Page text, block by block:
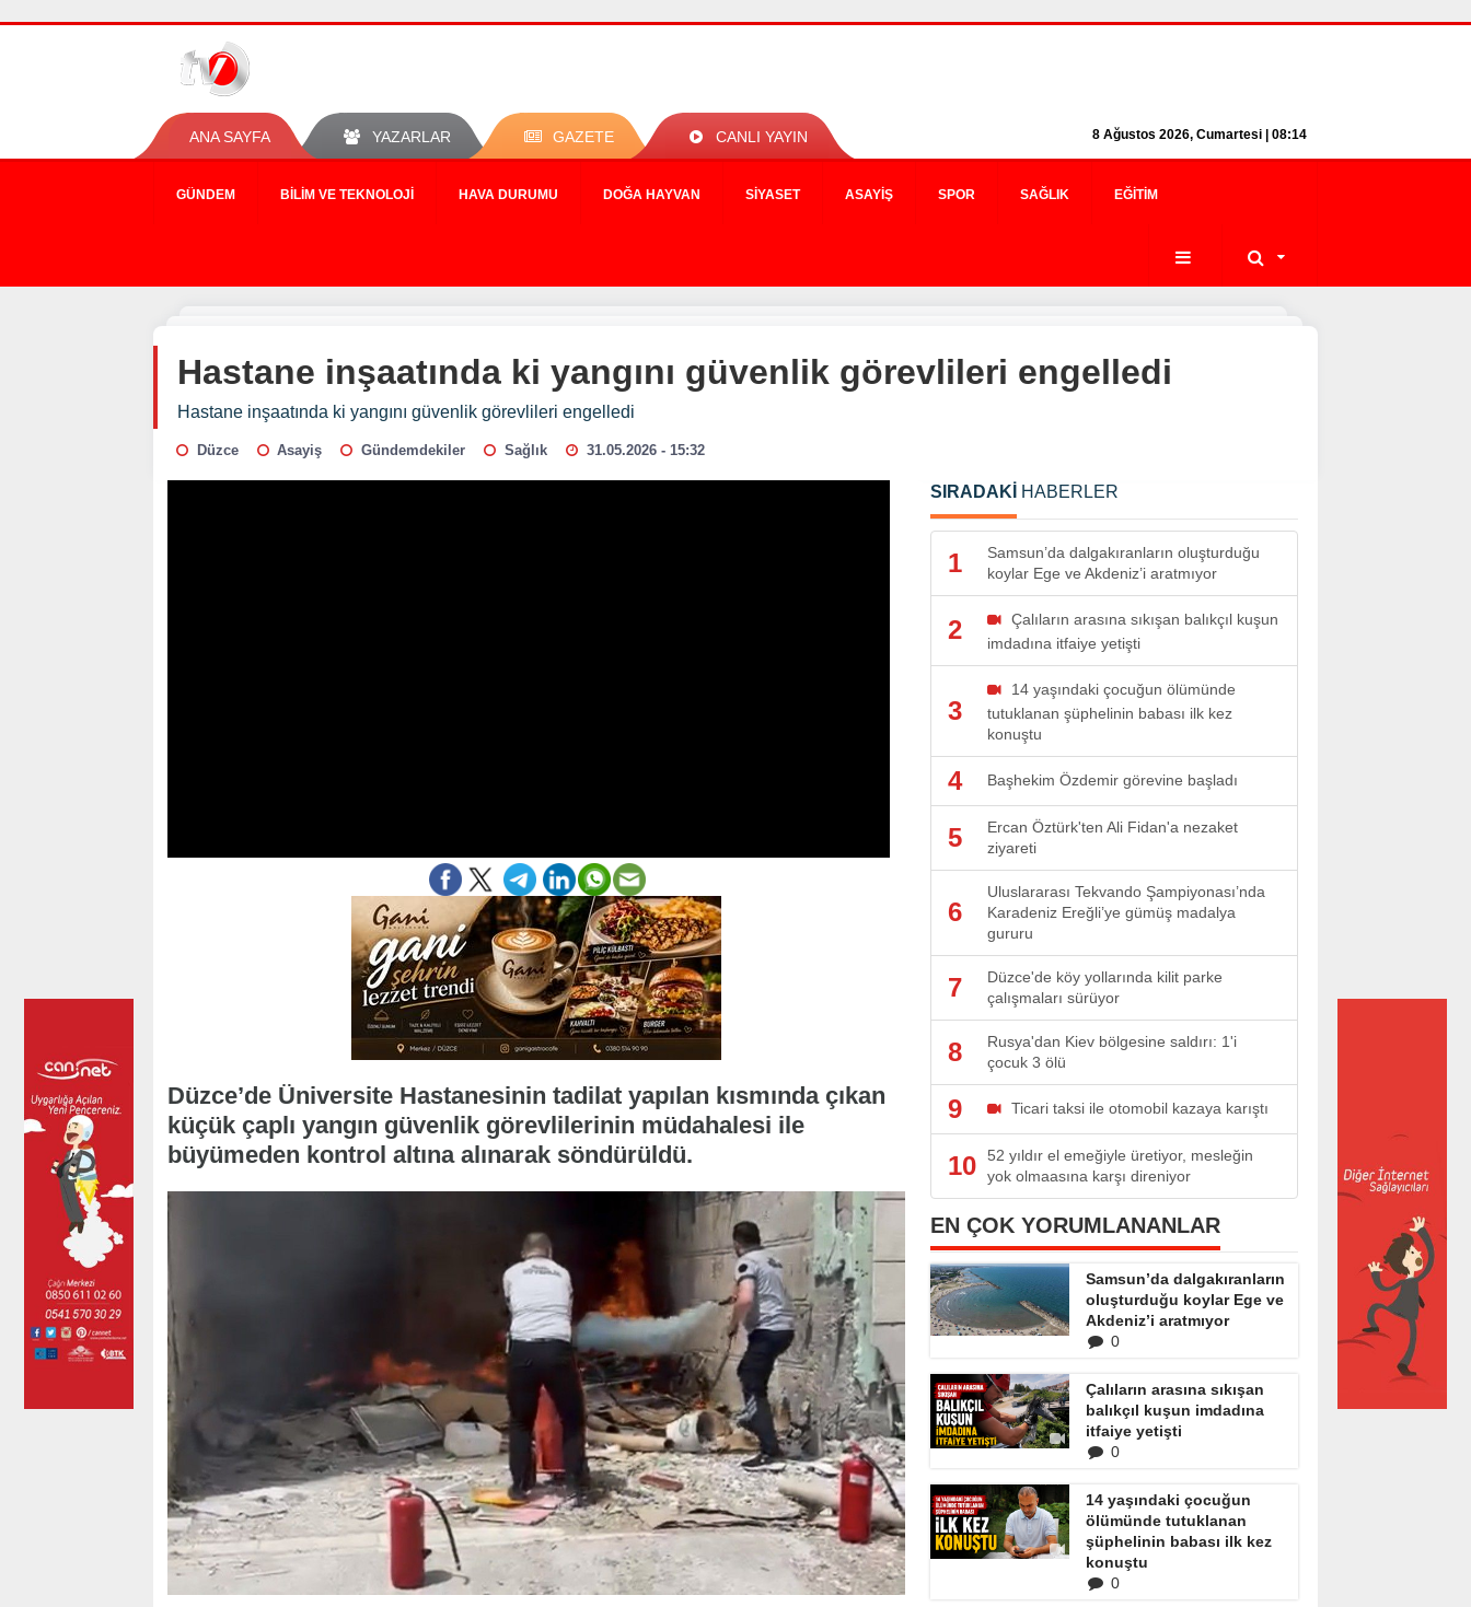
ANA SAYFA YAZARLAR GAZETE CANLI YAYIN 8 Ağustos 2026, Cumartesi | 08:14
GÜNDEM BILIM VE TEKNOLOJI HAVA DURUMU DOĞA HAYVAN SIYASET ASAYIŞ SPOR SAĞLIK EĞITIM
Hastane inşaatında ki yangını güvenlik görevlileri engelledi
Hastane inşaatında ki yangını güvenlik görevlileri engelledi
Düzce Asayiş Gündemdekiler Sağlık 31.05.2026 - 15:32
Düzce’de Üniversite Hastanesinin tadilat yapılan kısmında çıkan
küçük çaplı yangın güvenlik görevlilerinin müdahalesi ile
büyümeden kontrol altına alınarak söndürüldü.
SIRADAKİ HABERLER
1
Samsun’da dalgakıranların oluşturduğu
koylar Ege ve Akdeniz’i aratmıyor
2
Çalıların arasına sıkışan balıkçıl kuşun
imdadına itfaiye yetişti
3
14 yaşındaki çocuğun ölümünde
tutuklanan şüphelinin babası ilk kez
konuştu
4 Başhekim Özdemir görevine başladı
5
Ercan Öztürk'ten Ali Fidan'a nezaket
ziyareti
6
Uluslararası Tekvando Şampiyonası’nda
Karadeniz Ereğli’ye gümüş madalya
gururu
7
Düzce'de köy yollarında kilit parke
çalışmaları sürüyor
8
Rusya'dan Kiev bölgesine saldırı: 1'i
çocuk 3 ölü
9 Ticari taksi ile otomobil kazaya karıştı
10
52 yıldır el emeğiyle üretiyor, mesleğin
yok olmaasına karşı direniyor
EN ÇOK YORUMLANANLAR
Samsun’da dalgakıranların
oluşturduğu koylar Ege ve
Akdeniz’i aratmıyor
0
Çalıların arasına sıkışan
balıkçıl kuşun imdadına
itfaiye yetişti
0
14 yaşındaki çocuğun
ölümünde tutuklanan
şüphelinin babası ilk kez
konuştu
0